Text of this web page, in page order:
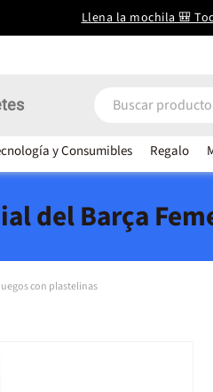
Llena la mochila 🎒
y Consumibles Regalo
del Barça
con plastelinas